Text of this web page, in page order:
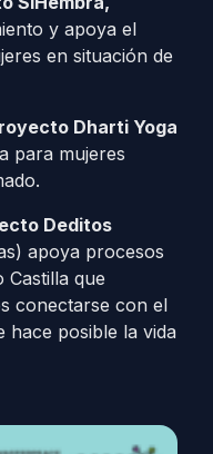
y apoya el
en situación de
Dharti Yoga
para mujeres
Deditos
apoya procesos
que
conectarse con el
hace posible la vida